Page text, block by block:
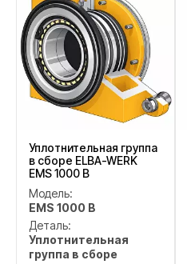
Уплотнительная группа
в сборе ELBA-WERK
EMS 1000 B
Модель:
EMS 1000 B
Деталь:
Уплотнительная
группа в сборе